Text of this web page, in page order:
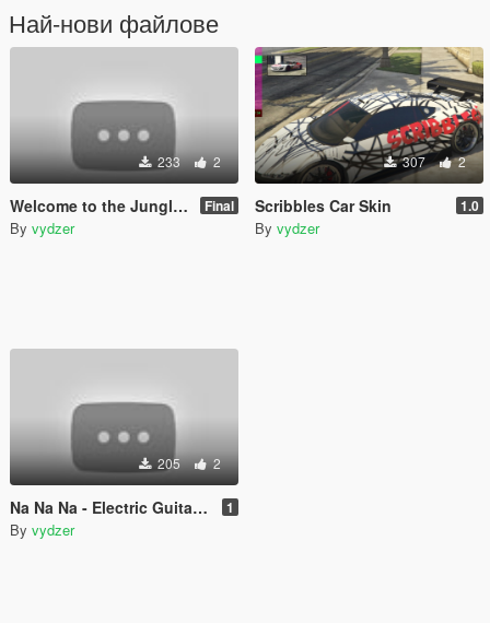
Най-нови файлове
233 2
Welcome to the Jungle electric guitar sound Final
By vydzer
307 2
Scribbles Car Skin 1.0
By vydzer
205 2
Na Na Na - Electric Guitar Sound 1
By vydzer